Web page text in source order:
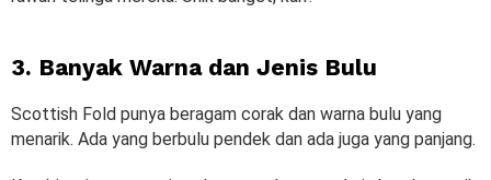
3. Banyak Warna dan Jenis Bulu
Scottish Fold punya beragam corak dan warna bulu yang
menarik. Ada yang berbulu pendek dan ada juga yang panjang.